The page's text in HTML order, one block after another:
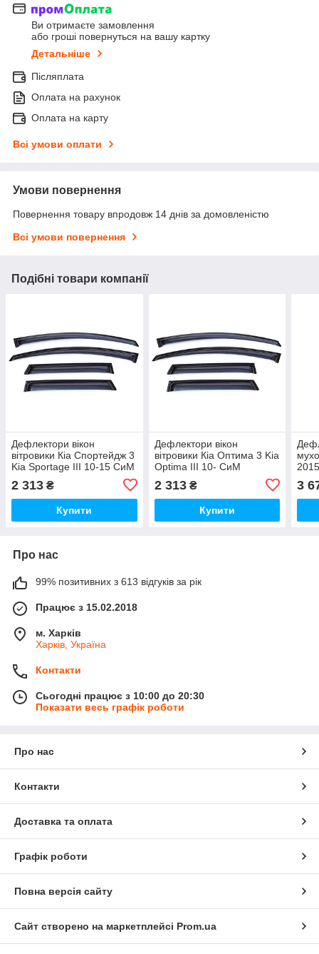
Ви отримаєте замовлення
або гроші повернуться на вашу картку
Детальніше
Післяплата
Оплата на рахунок
Оплата на карту
Всі умови оплати
Умови повернення
Повернення товару впродовж 14 днів за домовленістю
Всі умови повернення
Подібні товари компанії
Дефлектори вікон
вітровики Кіа Спортейдж 3
Kia Sportage III 10-15 СиМ
2 313 ₴
Купити
Дефлектори вікон
вітровики Кіа Оптима 3 Kia
Optima III 10- СиМ
2 313₴
Купити
3
Про нас
99% позитивних з 613 відгуків за рік
Працює з 15.02.2018
м. Харків
Харків, Україна
Контакти
Сьогодні працює з 10:00 до 20:30
Показати весь графік роботи
Про нас
Контакти
Доставка та оплата
Графік роботи
Повна версія сайту
Сайт створено на маркетплейсі Prom.ua